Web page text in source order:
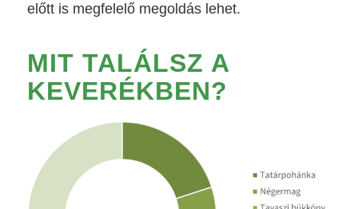
előtt is megfelelő megoldás lehet.
MIT TALÁLSZ A
KEVERÉKBEN?